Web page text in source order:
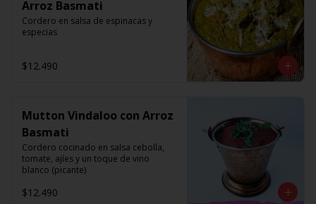
Arroz Basmati
Cordero en salsa de espinacas y
especias
$12.490
Mutton Vindaloo con Arroz
Basmati
Cordero cocinado en salsa cebolla,
tomate, ajíes y un toque de vino
blanco (picante)
$12.490